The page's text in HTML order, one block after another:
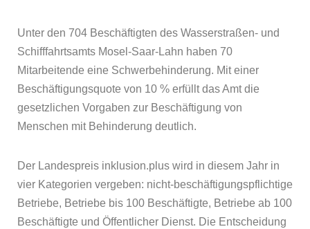
Unter den 704 Beschäftigten des Wasserstraßen- und
Schifffahrtsamts Mosel-Saar-Lahn haben 70
Mitarbeitende eine Schwerbehinderung. Mit einer
Beschäftigungsquote von 10 % erfüllt das Amt die
gesetzlichen Vorgaben zur Beschäftigung von
Menschen mit Behinderung deutlich.
Der Landespreis inklusion.plus wird in diesem Jahr in
vier Kategorien vergeben: nicht-beschäftigungspflichtige
Betriebe, Betriebe bis 100 Beschäftigte, Betriebe ab 100
Beschäftigte und Öffentlicher Dienst. Die Entscheidung